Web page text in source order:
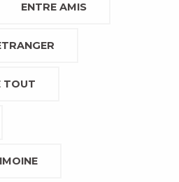
ENTRE AMIS
TOUT